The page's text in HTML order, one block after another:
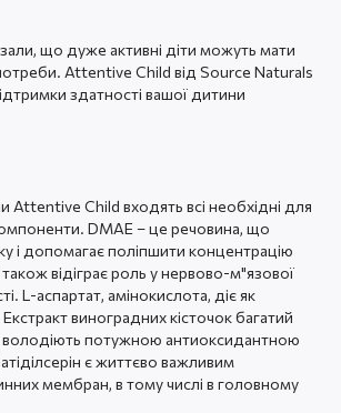
що дуже активні діти можуть мати
Attentive Сhild від Source Naturals
здатності вашої дитини
Сhild входять всі необхідні для
DMAE – це речовина, що
і допомагає поліпшити концентрацію
відіграє роль у нервово-м"язової
L-аспартат, амінокислота, діє як
виноградних кісточок багатий
володіють потужною антиоксидантною
є життєво важливим
мембран, в тому числі в головному